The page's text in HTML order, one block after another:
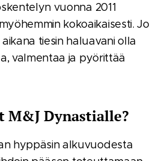
vuonna 2011
kokoaikaisesti. Jo
tiesin haluavani olla
valmentaa ja pyörittää
M&J Dynastialle?
hyppäsin alkuvuodesta